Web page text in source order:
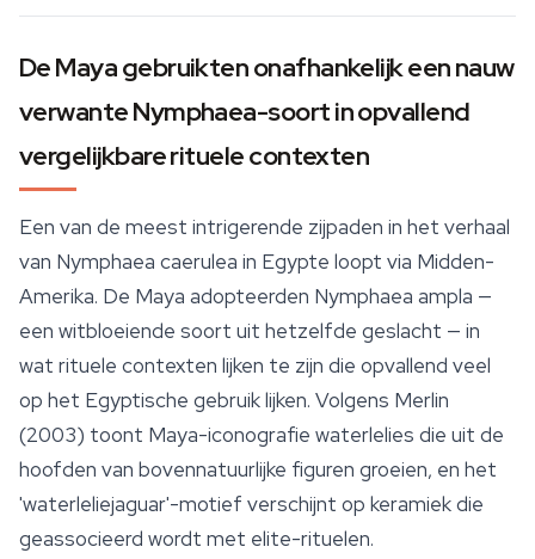
De Maya gebruikten onafhankelijk een nauw
verwante Nymphaea-soort in opvallend
vergelijkbare rituele contexten
Een van de meest intrigerende zijpaden in het verhaal
van Nymphaea caerulea in Egypte loopt via Midden-
Amerika. De Maya adopteerden Nymphaea ampla —
een witbloeiende soort uit hetzelfde geslacht — in
wat rituele contexten lijken te zijn die opvallend veel
op het Egyptische gebruik lijken. Volgens Merlin
(2003) toont Maya-iconografie waterlelies die uit de
hoofden van bovennatuurlijke figuren groeien, en het
'waterleliejaguar'-motief verschijnt op keramiek die
geassocieerd wordt met elite-rituelen.